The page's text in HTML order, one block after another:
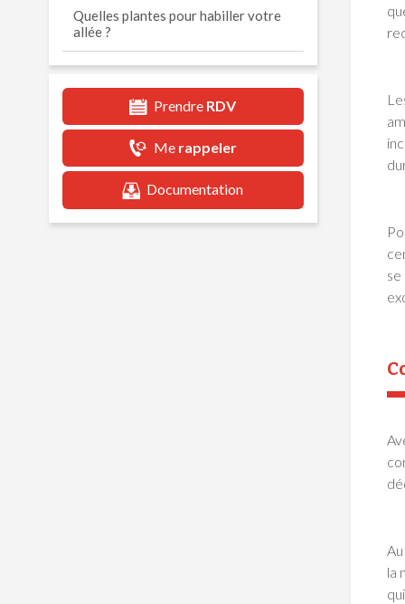
la
Quelles plantes pour habiller votre
allée ?
Prendre RDV
Me rappeler
Documentation